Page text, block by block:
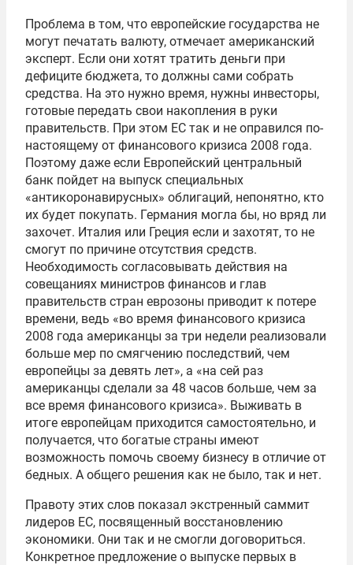
Проблема в том, что европейские государства не
могут печатать валюту, отмечает американский
эксперт. Если они хотят тратить деньги при
дефиците бюджета, то должны сами собрать
средства. На это нужно время, нужны инвесторы,
готовые передать свои накопления в руки
правительств. При этом ЕС так и не оправился по-
настоящему от финансового кризиса 2008 года.
Поэтому даже если Европейский центральный
банк пойдет на выпуск специальных
«антикоронавирусных» облигаций, непонятно, кто
их будет покупать. Германия могла бы, но вряд ли
захочет. Италия или Греция если и захотят, то не
смогут по причине отсутствия средств.
Необходимость согласовывать действия на
совещаниях министров финансов и глав
правительств стран еврозоны приводит к потере
времени, ведь «во время финансового кризиса
2008 года американцы за три недели реализовали
больше мер по смягчению последствий, чем
европейцы за девять лет», а «на сей раз
американцы сделали за 48 часов больше, чем за
все время финансового кризиса». Выживать в
итоге европейцам приходится самостоятельно, и
получается, что богатые страны имеют
возможность помочь своему бизнесу в отличие от
бедных. А общего решения как не было, так и нет.
Правоту этих слов показал экстренный саммит
лидеров ЕС, посвященный восстановлению
экономики. Они так и не смогли договориться.
Конкретное предложение о выпуске первых в